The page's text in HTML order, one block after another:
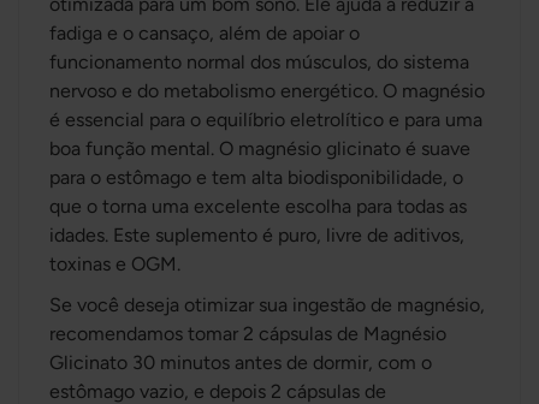
fadiga e o cansaço, além de apoiar o
funcionamento normal dos músculos, do sistema
nervoso e do metabolismo energético. O magnésio
é essencial para o equilíbrio eletrolítico e para uma
boa função mental. O magnésio glicinato é suave
para o estômago e tem alta biodisponibilidade, o
que o torna uma excelente escolha para todas as
idades. Este suplemento é puro, livre de aditivos,
toxinas e OGM.
Se você deseja otimizar sua ingestão de magnésio,
recomendamos tomar 2 cápsulas de Magnésio
Glicinato 30 minutos antes de dormir, com o
estômago vazio, e depois 2 cápsulas de